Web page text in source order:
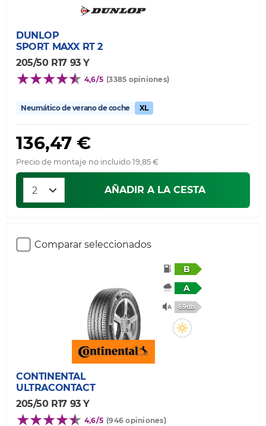
DUNLOP
SPORT MAXX RT 2
205/50 R17 93 Y
4,6/5 (3385 opiniones)
Neumático de verano de coche XL
136,47 €
Precio de montaje no incluido 19,85 €
AÑADIR A LA CESTA
Comparar seleccionados
B
A
69db
CONTINENTAL
ULTRACONTACT
205/50 R17 93 Y
4,6/5 (946 opiniones)